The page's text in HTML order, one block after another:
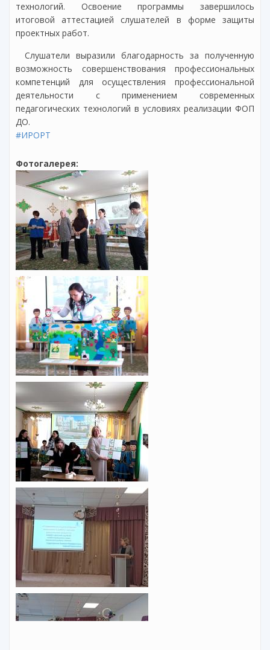
технологий. Освоение программы завершилось
итоговой аттестацией слушателей в форме защиты
проектных работ.
Слушатели выразили благодарность за полученную
возможность совершенствования профессиональных
компетенций для осуществления профессиональной
деятельности с применением современных
педагогических технологий в условиях реализации ФОП
ДО.
#ИРОРТ
Фотогалерея: